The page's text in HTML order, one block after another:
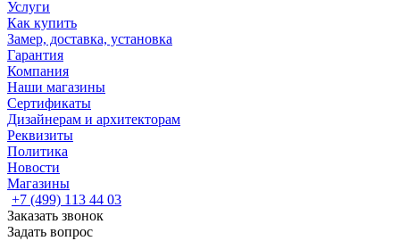
Услуги
Как купить
Замер, доставка, установка
Гарантия
Компания
Наши магазины
Сертификаты
Дизайнерам и архитекторам
Реквизиты
Политика
Новости
Магазины
+7 (499) 113 44 03
Заказать звонок
Задать вопрос